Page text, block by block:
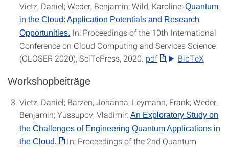
Vietz, Daniel; Weder, Benjamin; Wild, Karoline: Quantum
in the Cloud: Application Potentials and Research
Opportunities. In: Proceedings of the 10th International
Conference on Cloud Computing and Services Science
(CLOSER 2020), SciTePress, 2020. pdf , ‌ BibTeX
Workshopbeiträge
Vietz, Daniel; Barzen, Johanna; Leymann, Frank; Weder,
Benjamin; Yussupov, Vladimir: An Exploratory Study on
the Challenges of Engineering Quantum Applications in
the Cloud.
In: Proceedings of the 2nd Quantum